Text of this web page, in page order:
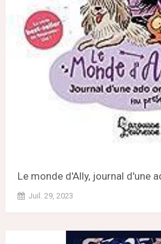
Le monde d'Ally, journal d'une
Juil. 29, 2023